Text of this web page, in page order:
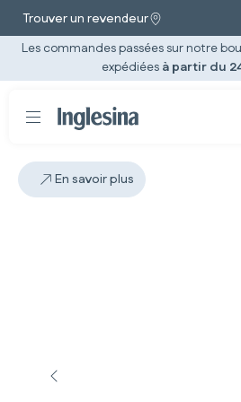
Trouver un revendeur
Les commandes passées sur notre
expédiées à partir du
En savoir plus